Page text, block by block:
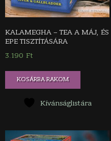
KALAMEGHA – TEA A MÁJ, ÉS
EPE TISZTÍTÁSÁRA
3.190 Ft
KOSÁRBA RAKOM
Kívánságlistára